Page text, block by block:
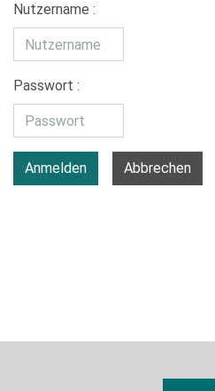
Nutzername :
Passwort :
Anmelden Abbrechen